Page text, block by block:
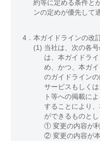
約等に定める条件と
ンの定めが優先して
4．本ガイドラインの改
(1) 当社は、次の各
は、本ガイドラ
め、かつ、本ガ
のガイドライン
サービスもしく
ト等への掲載に
することにより
ができるものとし
① 変更の内容が
② 変更の内容が